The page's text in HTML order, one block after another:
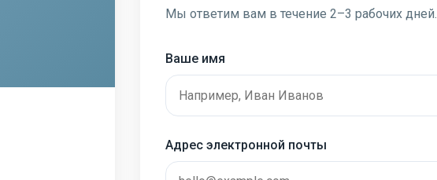
Мы ответим вам в течение 2–3 рабочих дней.
Ваше имя
Адрес электронной почты